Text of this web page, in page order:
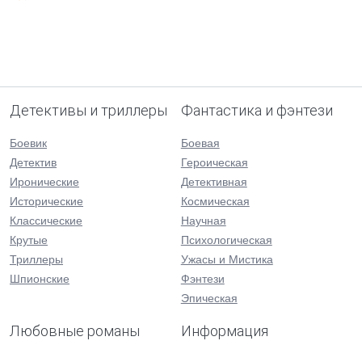
Детективы и триллеры
Боевик
Детектив
Иронические
Исторические
Классические
Крутые
Триллеры
Шпионские
Фантастика и фэнтези
Боевая
Героическая
Детективная
Космическая
Научная
Психологическая
Ужасы и Мистика
Фэнтези
Эпическая
Любовные романы Информация